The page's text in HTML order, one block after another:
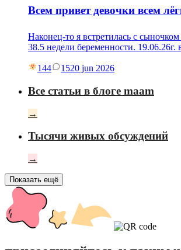
Всем привет девочки всем
Наконец-то я встретилась с
38.5 недели беременности. 19.06.26г.
144 1520 jun 2026
Все статьи в блоге maam
→
Тысячи живых обсуждений
→
Показать ещё